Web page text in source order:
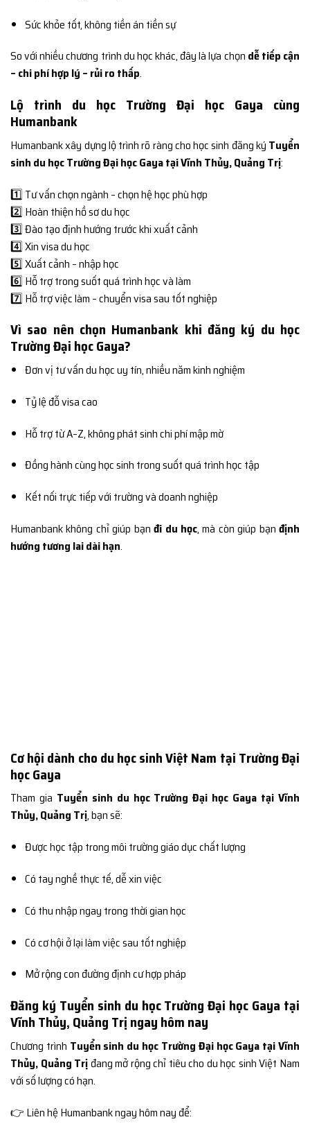
Sức khỏe tốt, không tiền án tiền sự
So với nhiều chương trình du học khác, đây là lựa chọn dễ tiếp cận
– chi phí hợp lý – rủi ro thấp.
Lộ trình du học Trường Đại học Gaya cùng
Humanbank
Humanbank xây dựng lộ trình rõ ràng cho học sinh đăng ký Tuyển
sinh du học Trường Đại học Gaya tại Vĩnh Thủy, Quảng Trị:
1️⃣ Tư vấn chọn ngành – chọn hệ học phù hợp
2️⃣ Hoàn thiện hồ sơ du học
3️⃣ Đào tạo định hướng trước khi xuất cảnh
4️⃣ Xin visa du học
5️⃣ Xuất cảnh – nhập học
6️⃣ Hỗ trợ trong suốt quá trình học và làm
7️⃣ Hỗ trợ việc làm – chuyển visa sau tốt nghiệp
Vì sao nên chọn Humanbank khi đăng ký du học
Trường Đại học Gaya?
Đơn vị tư vấn du học uy tín, nhiều năm kinh nghiệm
Tỷ lệ đỗ visa cao
Hỗ trợ từ A–Z, không phát sinh chi phí mập mờ
Đồng hành cùng học sinh trong suốt quá trình học tập
Kết nối trực tiếp với trường và doanh nghiệp
Humanbank không chỉ giúp bạnđi du học, mà còn giúp bạnđịnh
hướng tương lai dài hạn.
Cơ hội dành cho du học sinh Việt Nam tại Trường Đại
học Gaya
Tham gia Tuyển sinh du học Trường Đại học Gaya tại Vĩnh
Thủy, Quảng Trị, bạn sẽ:
Được học tập trong môi trường giáo dục chất lượng
Có tay nghề thực tế, dễ xin việc
Có thu nhập ngay trong thời gian học
Có cơ hội ở lại làm việc sau tốt nghiệp
Mở rộng con đường định cư hợp pháp
Đăng ký Tuyển sinh du học Trường Đại học Gaya tại
Vĩnh Thủy, Quảng Trị ngay hôm nay
Chương trình Tuyển sinh du học Trường Đại học Gaya tại Vĩnh
Thủy, Quảng Trịđang mở rộng chỉ tiêu cho du học sinh Việt Nam
với số lượng có hạn.
👉 Liên hệ Humanbank ngay hôm nay để: